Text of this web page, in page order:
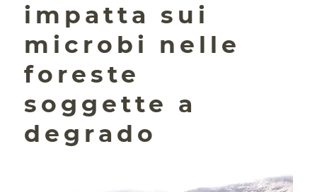
impatta sui
microbi nelle
foreste
soggette a
degrado